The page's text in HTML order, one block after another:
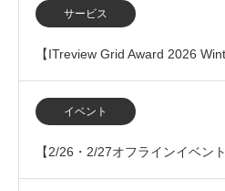
「Yoom」とのAPI連携開始
サービス
【ITreview Grid Award 2026
ステム（BtoB…
イベント
【2/26・2/27オフラインイベン